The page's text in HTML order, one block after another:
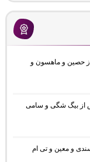
از حصین و ماهسون و
از بیگ شگی و سامی
و معین و تی ام